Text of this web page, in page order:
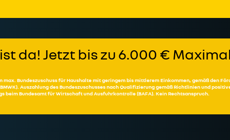
ist da! Jetzt bis zu 6.000 €
max. Bundeszuschuss für Haushalte mit geringem bis mittlerem Einkommen, gemäß den
Auszahlung des Bundeszuschusses nach Qualifizierung gemäß Richtlinien und
beim Bundesamt für Wirtschaft und Ausfuhrkontrolle (BAFA). Kein Rechtsanspruch.